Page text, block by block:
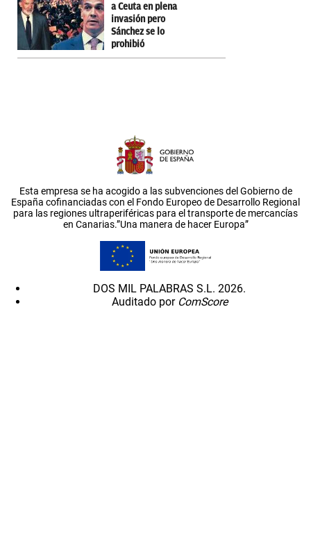
a Ceuta en plena
invasión pero
Sánchez se lo
prohibió
Esta empresa se ha acogido a las subvenciones del Gobierno de
España cofinanciadas con el Fondo Europeo de Desarrollo Regional
para las regiones ultraperiféricas para el transporte de mercancías
en Canarias.”Una manera de hacer Europa”
DOS MIL PALABRAS S.L. 2026.
Auditado por ComScore